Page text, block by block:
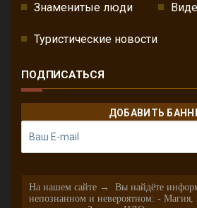
Знаменитые люди
Туристические новости
ПОДПИСАТЬСЯ
ДОБАВИТЬ
На нашем сайте → Вы найдёте
непознанном и невероятном: - Магия,